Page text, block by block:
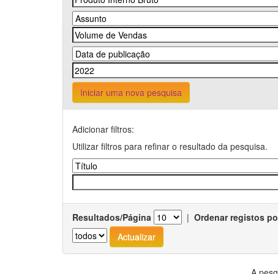
Iniciar uma nova pesquisa
Adicionar filtros:
Utilizar filtros para refinar o resultado da pesquisa.
Resultados/Página | Ordenar registos